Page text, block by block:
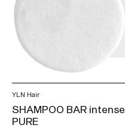
YLN Hair
SHAMPOO BAR intense
PURE